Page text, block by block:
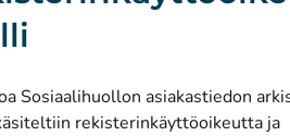
Sosiaalihuollon asiakastiedon
rekisterinkäyttöoikeutta ja